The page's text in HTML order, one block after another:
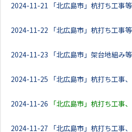
2024-11-21 「北広島市」杭打ち工事等
2024-11-22 「北広島市」杭打ち工事等
2024-11-23 「北広島市」架台地組み等
2024-11-25 「北広島市」杭打ち工事
2024-11-26 「北広島市」杭打ち工事
2024-11-27 「北広島市」杭打ち工事